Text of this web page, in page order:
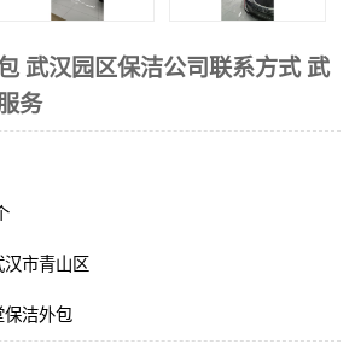
武汉园区保洁公司联系方式 武
务
汉市青山区
保洁外包